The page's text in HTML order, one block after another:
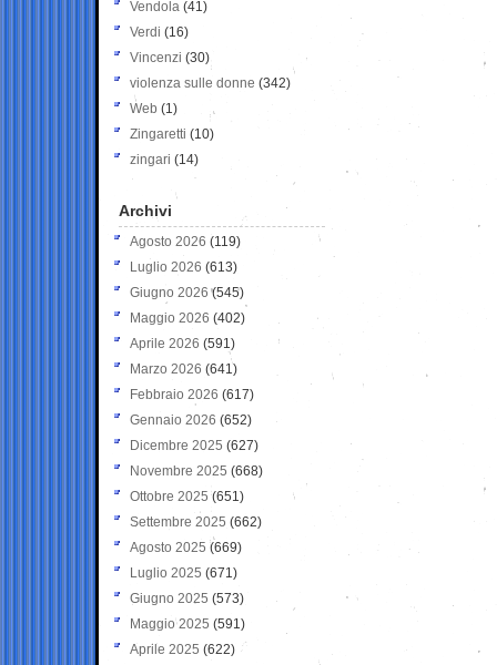
Vendola (41)
Verdi (16)
Vincenzi (30)
violenza sulle donne (342)
Web (1)
Zingaretti (10)
zingari (14)
Archivi
Agosto 2026 (119)
Luglio 2026 (613)
Giugno 2026 (545)
Maggio 2026 (402)
Aprile 2026 (591)
Marzo 2026 (641)
Febbraio 2026 (617)
Gennaio 2026 (652)
Dicembre 2025 (627)
Novembre 2025 (668)
Ottobre 2025 (651)
Settembre 2025 (662)
Agosto 2025 (669)
Luglio 2025 (671)
Giugno 2025 (573)
Maggio 2025 (591)
Aprile 2025 (622)